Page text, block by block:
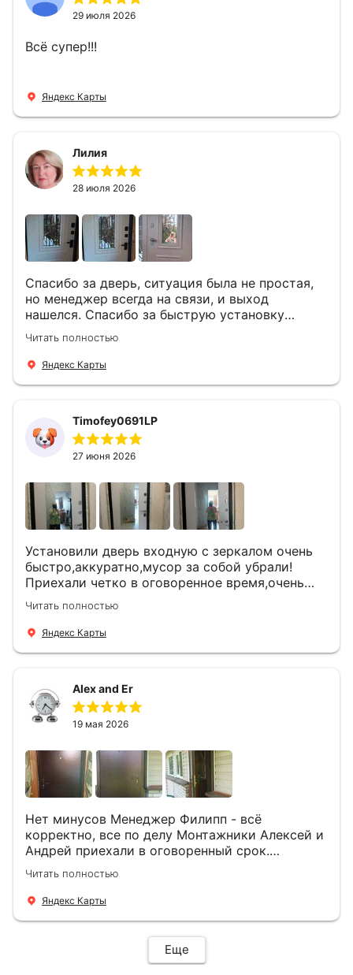
29 июля 2026
Всё супер!!!
Яндекс Карты
Лилия
28 июля 2026
Спасибо за дверь, ситуация была не простая,
но менеджер всегда на связи, и выход
нашелся. Спасибо за быструю установку
Роману, один и привёз, и установил. Надеюсь,
что дверь нам долго послужит
Читать полностью
Яндекс Карты
Timofey0691LP
27 июня 2026
Установили дверь входную с зеркалом очень
быстро,аккуратно,мусор за собой убрали!
Приехали четко в оговоренное время,очень
вежливые,деликатные рабочие .Все
понравилось и дверь ,и работа и цена!
Читать полностью
Яндекс Карты
Alex and Er
19 мая 2026
Нет минусов Менеджер Филипп - всё
корректно, все по делу Монтажники Алексей и
Андрей приехали в оговоренный срок.
Демонтировали старую дверь и установили
новую буквально за час Быстро и качественно
+ нормальные цены Всем большое спасибо
Читать полностью
Яндекс Карты
Еще